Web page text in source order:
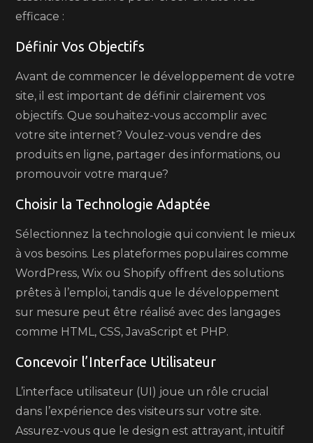
efficace :
Définir Vos Objectifs
Avant de commencer le développement de votre
site, il est important de définir clairement vos
objectifs. Que souhaitez-vous accomplir avec
votre site internet? Voulez-vous vendre des
produits en ligne, partager des informations, ou
promouvoir votre marque?
Choisir la Technologie Adaptée
Sélectionnez la technologie qui convient le mieux
à vos besoins. Les plateformes populaires comme
WordPress, Wix ou Shopify offrent des solutions
prêtes à l’emploi, tandis que le développement
sur mesure peut être réalisé avec des langages
comme HTML, CSS, JavaScript et PHP.
Concevoir l’Interface Utilisateur
L’interface utilisateur (UI) joue un rôle crucial
dans l’expérience des visiteurs sur votre site.
Assurez-vous que le design est attrayant, intuitif